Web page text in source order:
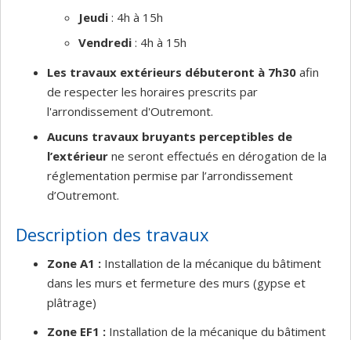
Jeudi : 4h à 15h
Vendredi : 4h à 15h
Les travaux extérieurs débuteront à 7h30 afin
de respecter les horaires prescrits par
l'arrondissement d'Outremont.
Aucuns travaux bruyants perceptibles de
l’extérieur ne seront effectués en dérogation de la
réglementation permise par l’arrondissement
d’Outremont.
Description des travaux
Zone A1 : Installation de la mécanique du bâtiment
dans les murs et fermeture des murs (gypse et
plâtrage)
Zone EF1 : Installation de la mécanique du bâtiment